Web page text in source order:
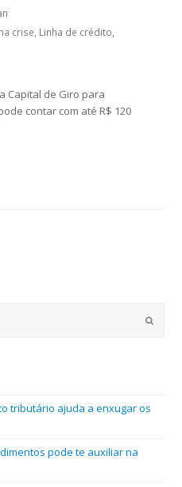
crise, Linha de crédito,
Capital de Giro para
contar com até R$ 120
Submit
tributário ajuda a enxugar os
pode te auxiliar na